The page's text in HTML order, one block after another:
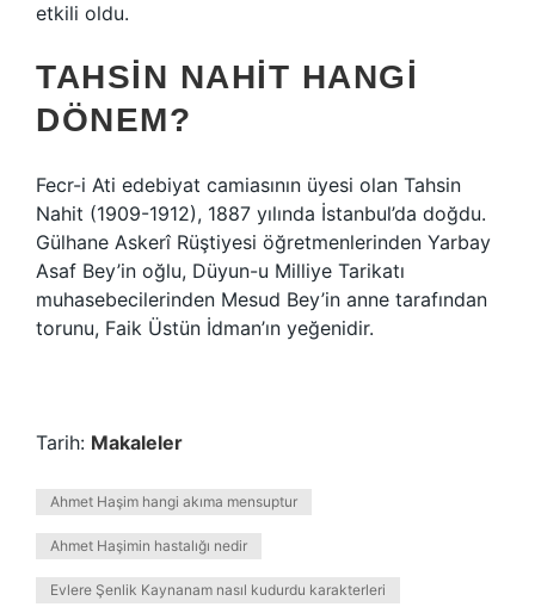
etkili oldu.
TAHSIN NAHIT HANGI
DÖNEM?
Fecr-i Ati edebiyat camiasının üyesi olan Tahsin
Nahit (1909-1912), 1887 yılında İstanbul’da doğdu.
Gülhane Askerî Rüştiyesi öğretmenlerinden Yarbay
Asaf Bey’in oğlu, Düyun-u Milliye Tarikatı
muhasebecilerinden Mesud Bey’in anne tarafından
torunu, Faik Üstün İdman’ın yeğenidir.
Tarih: Makaleler
Ahmet Haşim hangi akıma mensuptur
Ahmet Haşimin hastalığı nedir
Evlere Şenlik Kaynanam nasıl kudurdu karakterleri